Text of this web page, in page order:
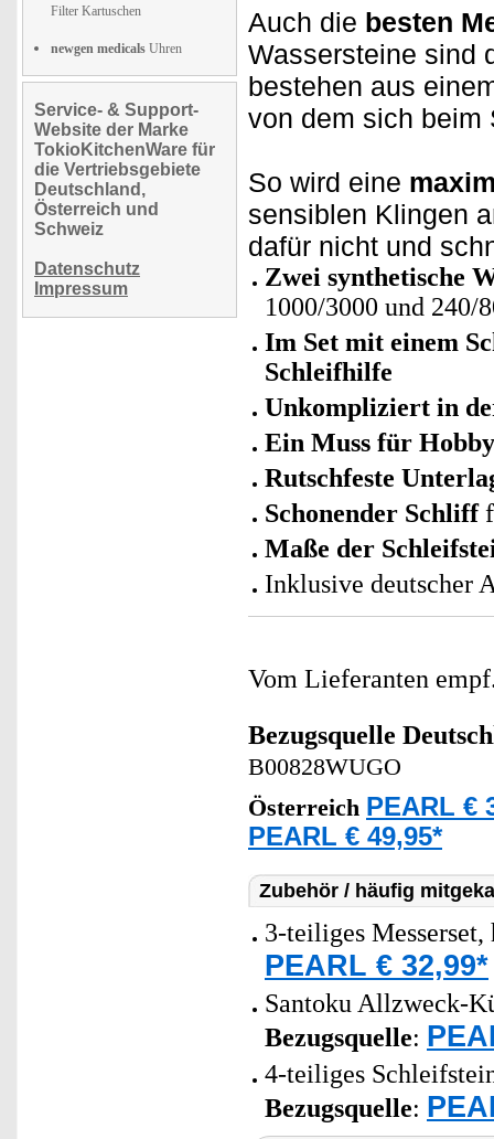
Filter Kartuschen
newgen medicals Uhren
Service- & Support-
Website der Marke
TokioKitchenWare für
die Vertriebsgebiete
Deutschland,
Österreich und
Schweiz
Datenschutz
Impressum
Auch die besten
Wassersteine sind
bestehen aus
von dem sich beim
So wird eine
sensiblen Klingen
dafür nicht und
Zwei synthetische
1000/3000 und 240/
Im Set mit einem
Schleifhilfe
Unkompliziert in
Ein Muss für
Rutschfeste
Schonender Schliff
Maße der
Inklusive deutscher
Vom Lieferanten
Bezugsquelle
B00828WUGO
Österreich PEARL €
PEARL € 49,95*
Zubehör / häufig
3-teiliges
PEARL € 32,99*
Santoku Allzweck-
Bezugsquelle:
4-teiliges
Bezugsquelle: